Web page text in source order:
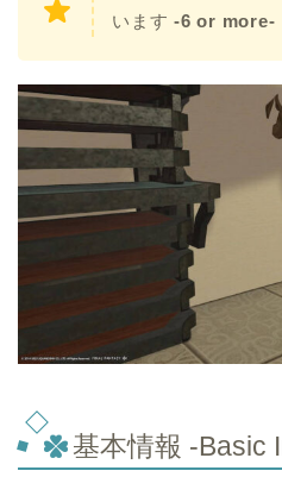
います-6 or more-
基本情報 -Basic